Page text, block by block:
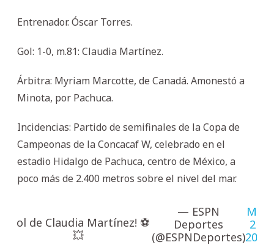
Entrenador. Óscar Torres.
Gol: 1-0, m.81: Claudia Martínez.
Árbitra: Myriam Marcotte, de Canadá. Amonestó a
Minota, por Pachuca.
Incidencias: Partido de semifinales de la Copa de
Campeonas de la Concacaf W, celebrado en el
estadio Hidalgo de Pachuca, centro de México, a
poco más de 2.400 metros sobre el nivel del mar.
¡Gol de Claudia Martínez! ⚽
💥
— ESPN
Deportes
(@ESPNDeportes)
May
21,
2026